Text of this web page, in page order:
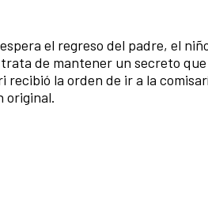
el regreso del padre, el
de mantener un secreto
la orden de ir a la
original.